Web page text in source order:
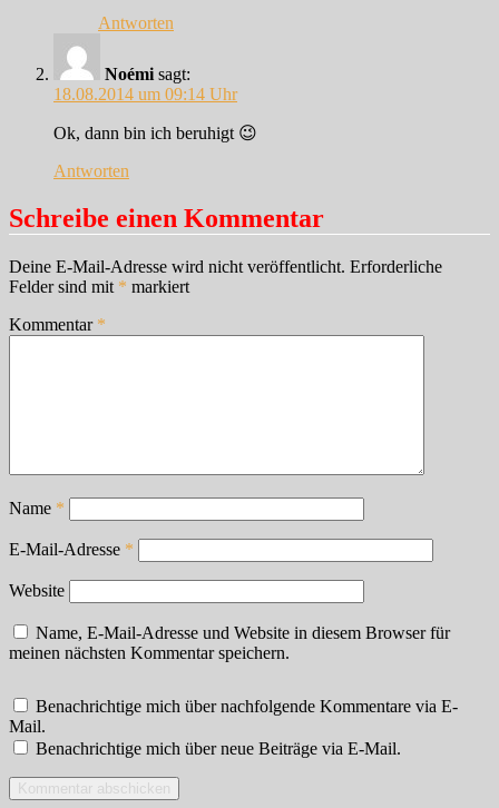
Antworten
Noémi sagt:
18.08.2014 um 09:14 Uhr
Ok, dann bin ich beruhigt 😉
Antworten
Schreibe einen Kommentar
Deine E-Mail-Adresse wird nicht veröffentlicht. Erforderliche
Felder sind mit * markiert
Kommentar *
Name *
E-Mail-Adresse *
Website
Name, E-Mail-Adresse und Website in diesem Browser für
meinen nächsten Kommentar speichern.
Benachrichtige mich über nachfolgende Kommentare via E-
Mail.
Benachrichtige mich über neue Beiträge via E-Mail.